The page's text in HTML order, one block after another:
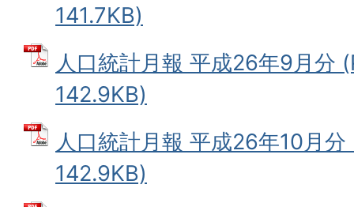
141.7KB)
人口統計月報 平成26年9月分
142.9KB)
人口統計月報 平成26年10月
142.9KB)